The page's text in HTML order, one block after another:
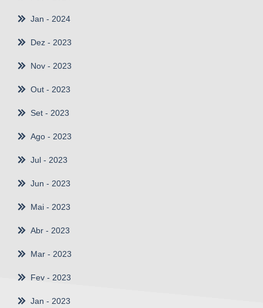
Jan - 2024
Dez - 2023
Nov - 2023
Out - 2023
Set - 2023
Ago - 2023
Jul - 2023
Jun - 2023
Mai - 2023
Abr - 2023
Mar - 2023
Fev - 2023
Jan - 2023